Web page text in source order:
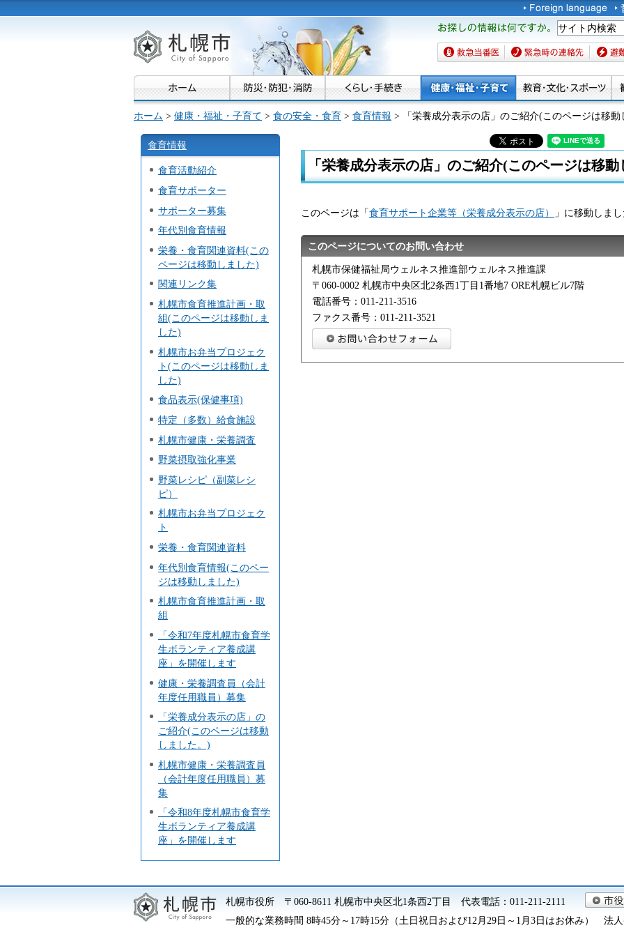
札幌市
お探しの情報は何です
か。
救急当番医 緊急時の連絡先 避難場
ホーム > 健康・福祉・子育て > 食の安全・食育 > 食育情報 > 「栄養成分表示の店」のご紹介(このページは移動
食育情報
食育活動紹介
食育サポーター
サポーター募集
年代別食育情報
栄養・食育関連資料(この
ページは移動しました)
関連リンク集
札幌市食育推進計画・取
組(このページは移動しま
した)
札幌市お弁当プロジェク
ト(このページは移動しま
した)
食品表示(保健事項)
特定（多数）給食施設
札幌市健康・栄養調査
野菜摂取強化事業
野菜レシピ（副菜レシ
ピ）
札幌市お弁当プロジェク
ト
栄養・食育関連資料
年代別食育情報(このペー
ジは移動しました)
札幌市食育推進計画・取
組
「令和7年度札幌市食育学
生ボランティア養成講
座」を開催します
健康・栄養調査員（会計
年度任用職員）募集
「栄養成分表示の店」の
ご紹介(このページは移動
しました。)
札幌市健康・栄養調査員
（会計年度任用職員）募
集
「令和8年度札幌市食育学
生ボランティア養成講
座」を開催します
「栄養成分表示の店」のご紹介(このページは移
このページは「食育サポート企業等（栄養成分表示の店） 」に移動しまし
このページについてのお問い合わせ
札幌市保健福祉局ウェルネス推進部ウェルネス推進課
〒060-0002 札幌市中央区北2条西1丁目1番地7 ORE札幌ビル7階
電話番号：011-211-3516
ファクス番号：011-211-3521
札幌市役所 〒060-8611 札幌市中央区北1条西2丁目 代表電話：011-211-2111
一般的な業務時間 8時45分～17時15分（土日祝日および12月29日～1月3日はお休み） 法人